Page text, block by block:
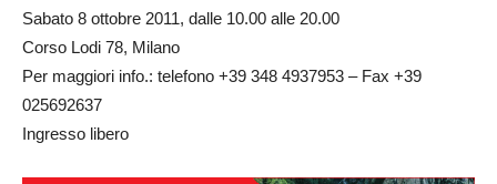
Sabato 8 ottobre 2011, dalle 10.00 alle 20.00
Corso Lodi 78, Milano
Per maggiori info.: telefono +39 348 4937953 – Fax +39
025692637
Ingresso libero